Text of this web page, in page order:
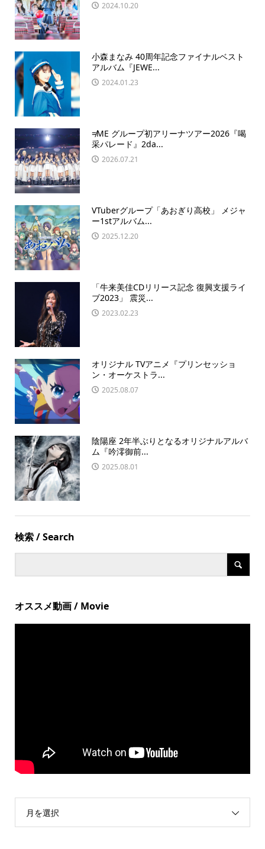
2024.10.20
小森まなみ 40周年記念ファイナルベスト
アルバム『JEWE...
2024.01.23
≠ME グループ初アリーナツアー2026『喝
采パレード』2da...
2026.07.21
VTuberグループ「あおぎり高校」 メジャ
ー1stアルバム...
2025.12.20
「牛来美佳CDリリース記念 復興支援ライ
ブ2023」 震災...
2023.02.23
オリジナル TVアニメ『プリンセッショ
ン・オーケストラ...
2025.08.07
陰陽座 2年半ぶりとなるオリジナルアルバ
ム『吟澪御前...
2025.08.01
検索 / Search
オススメ動画 / Movie
月を選択